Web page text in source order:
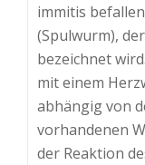
immitis
(Spulwurm),
bezeichnet
mit einem
abhängig von
vorhandenen
der Reaktion